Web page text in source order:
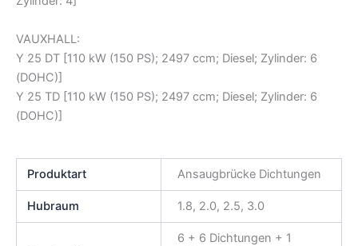
VAUXHALL:
Y 25 DT [110 kW (150 PS); 2497 ccm; Diesel; Zylinder: 6
(DOHC)]
Y 25 TD [110 kW (150 PS); 2497 ccm; Diesel; Zylinder: 6
(DOHC)]
Produktart Ansaugbrücke Dichtungen
Hubraum 1.8, 2.0, 2.5, 3.0
6 + 6 Dichtungen + 1